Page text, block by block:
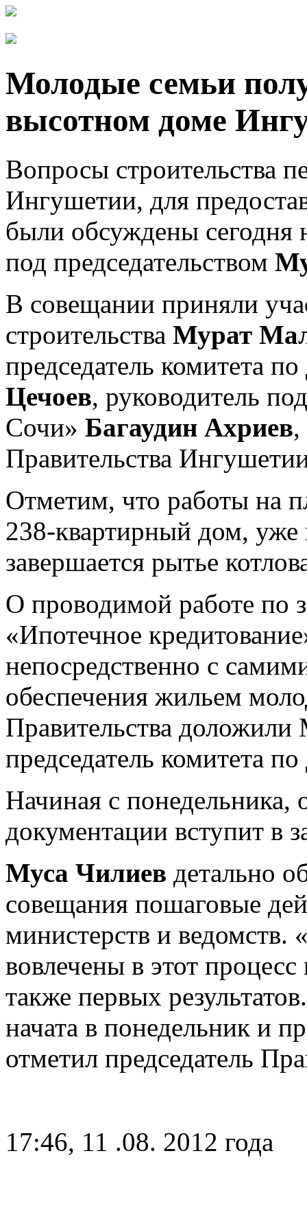
Молодые семьи
высотном доме
Вопросы строительства
Ингушетии, для
были обсуждены сегодня
под председательством
В совещании приняли
строительства Мурат
председатель комитета
Цечоев, руководитель
Сочи» Багаудин Ахриев,
Правительства
Отметим, что работы на
238-квартирный дом,
завершается рытье
О проводимой работе по
«Ипотечное
непосредственно с
обеспечения жильем
Правительства доложили
председатель комитета
Начиная с
документации вступит в
Муса Чилиев детально
совещания пошаговые
министерств и
вовлечены в этот
также первых
начата в понедельник и
отметил председатель
17:46, 11 .08. 2012 года